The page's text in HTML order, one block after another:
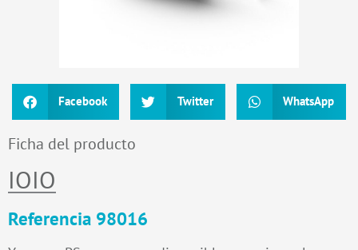
Facebook Twitter WhatsApp
Ficha del producto
IOIO
Referencia 98016